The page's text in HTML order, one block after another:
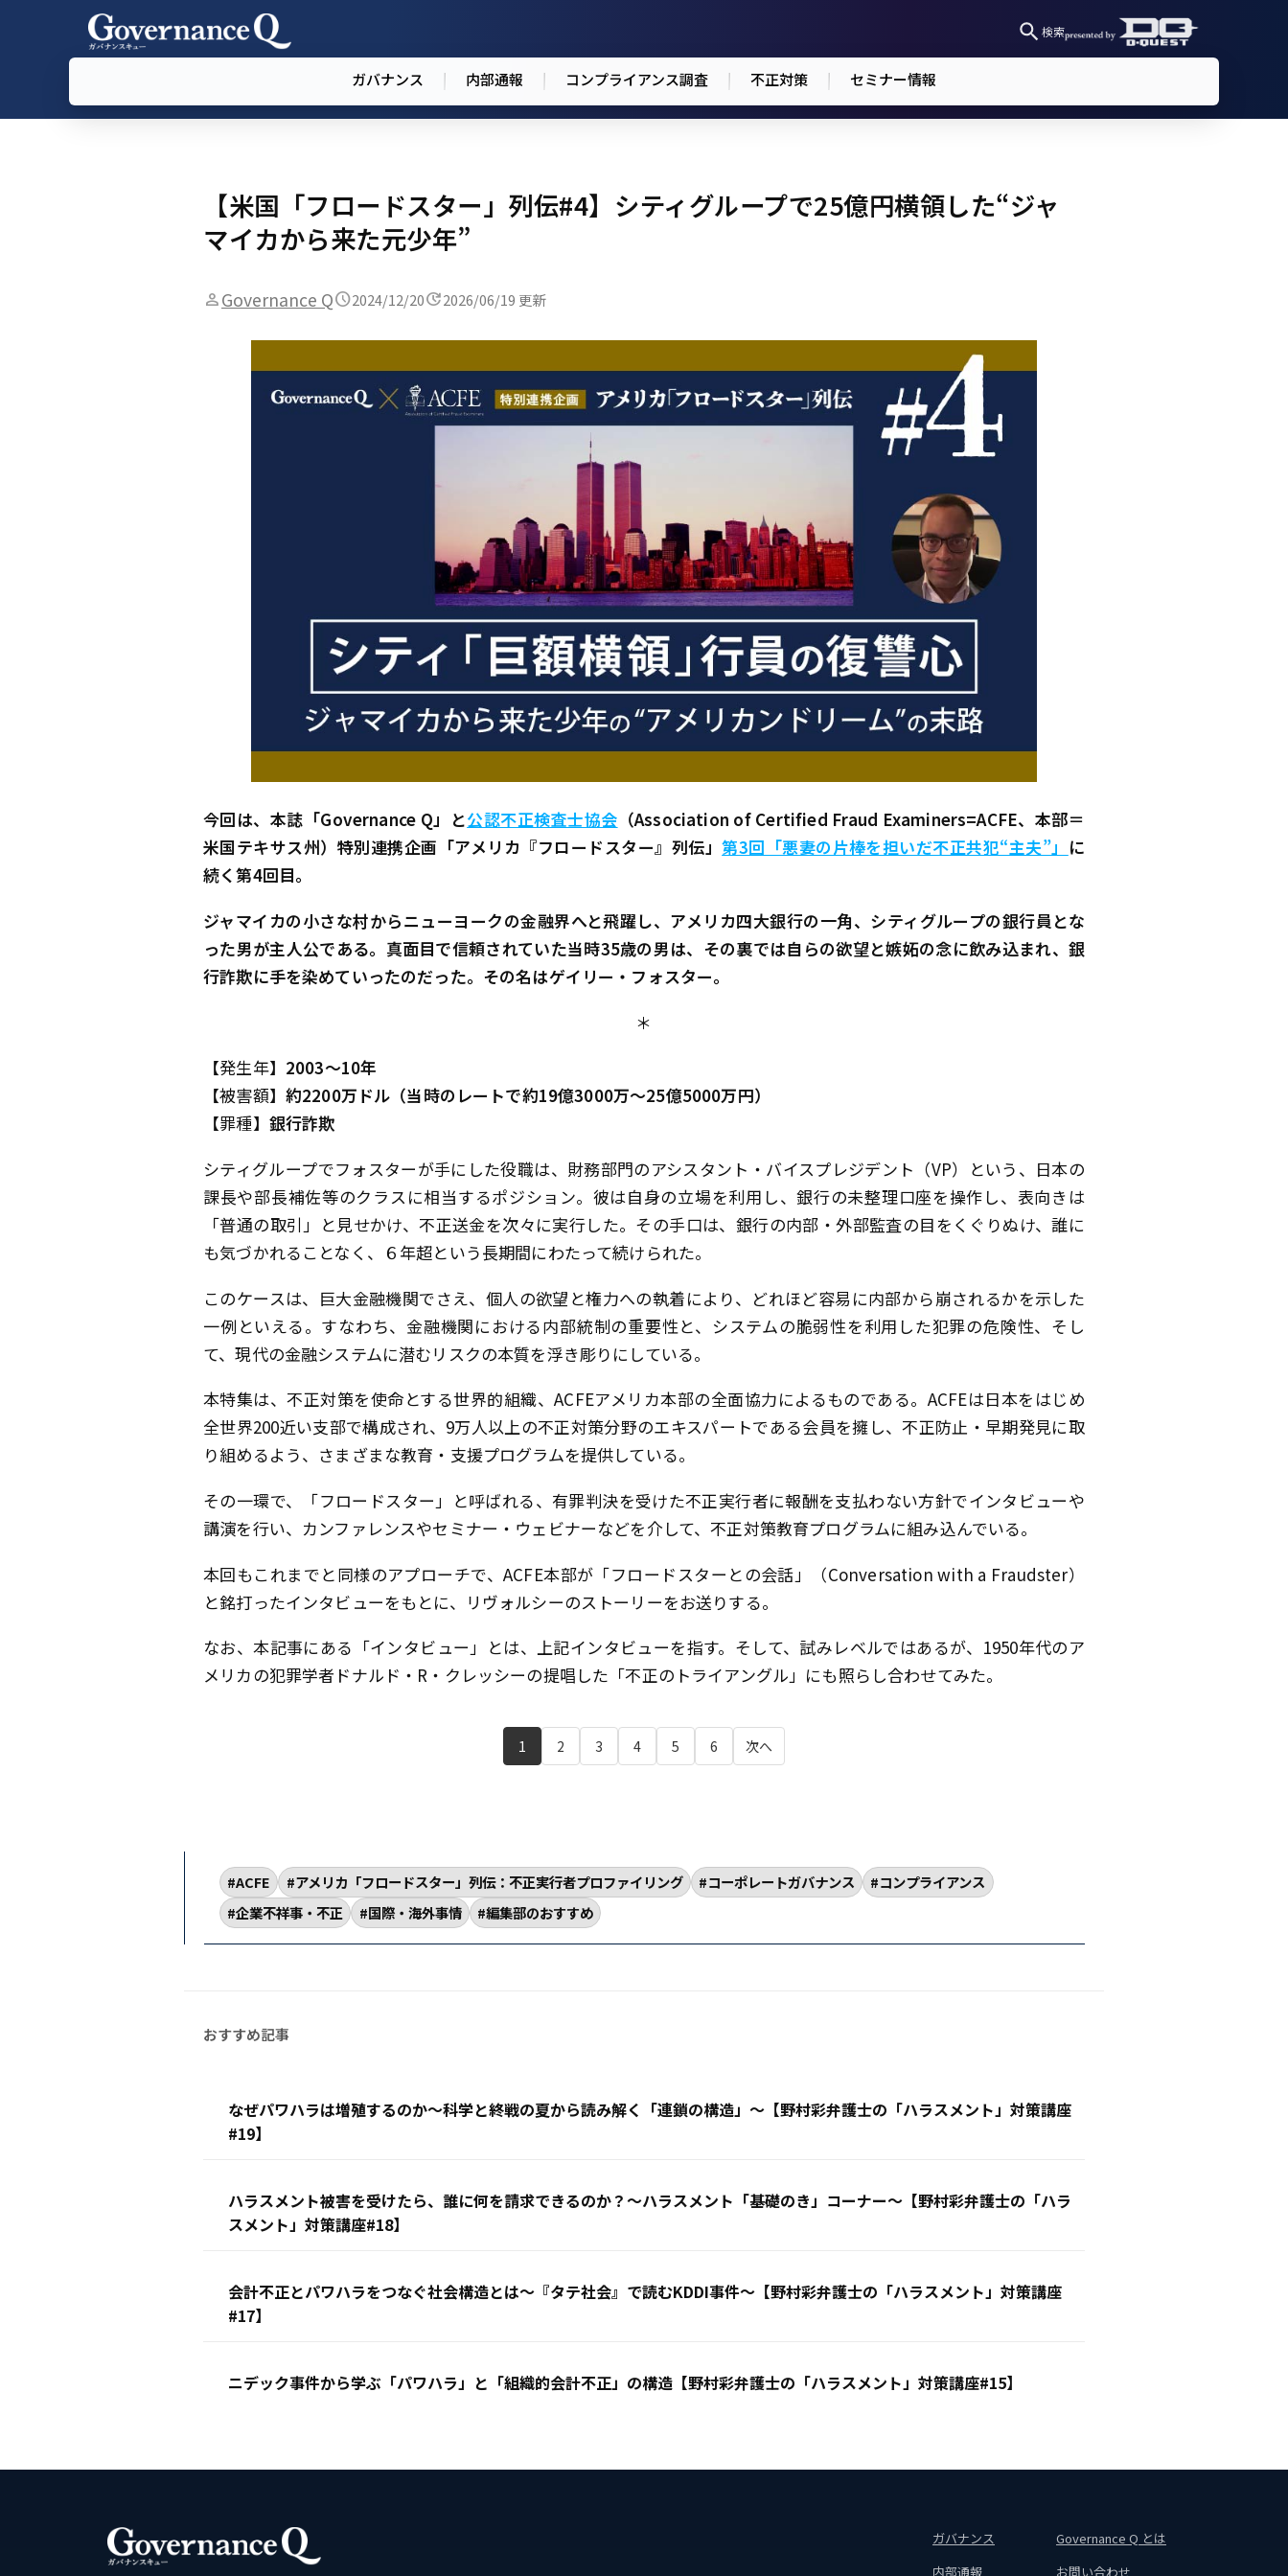
検索
ガバナンス 内部通報 コンプライアンス調査 不正対策 セミナー情報
【米国「フロードスター」列伝#4】シティグループで25億円横領した“ジャ
マイカから来た元少年”
Governance Q 2024/12/20 2026/06/19 更新
今回は、本誌「Governance Q」と公認不正検査士協会 （Association of Certified Fraud Examiners=ACFE、本部＝
米国テキサス州）特別連携企画「アメリカ『フロードスター』列伝」第3回「悪妻の片棒を担いだ不正共犯“主夫”」 に
続く第4回目。
ジャマイカの小さな村からニューヨークの金融界へと飛躍し、アメリカ四大銀行の一角、シティグループの銀行員とな
った男が主人公である。真面目で信頼されていた当時35歳の男は、その裏では自らの欲望と嫉妬の念に飲み込まれ、銀
行詐欺に手を染めていったのだった。その名はゲイリー・フォスター。
＊
【発生年】 2003～10年
【被害額】 約2200万ドル（当時のレートで約19億3000万～25億5000万円）
【罪種】 銀行詐欺
シティグループでフォスターが手にした役職は、財務部門のアシスタント・バイスプレジデント（VP）という、日本の
課長や部長補佐等のクラスに相当するポジション。彼は自身の立場を利用し、銀行の未整理口座を操作し、表向きは
「普通の取引」と見せかけ、不正送金を次々に実行した。その手口は、銀行の内部・外部監査の目をくぐりぬけ、誰に
も気づかれることなく、６年超という長期間にわたって続けられた。
このケースは、巨大金融機関でさえ、個人の欲望と権力への執着により、どれほど容易に内部から崩されるかを示した
一例といえる。すなわち、金融機関における内部統制の重要性と、システムの脆弱性を利用した犯罪の危険性、そし
て、現代の金融システムに潜むリスクの本質を浮き彫りにしている。
本特集は、不正対策を使命とする世界的組織、ACFEアメリカ本部の全面協力によるものである。ACFEは日本をはじめ
全世界200近い支部で構成され、9万人以上の不正対策分野のエキスパートである会員を擁し、不正防止・早期発見に取
り組めるよう、さまざまな教育・支援プログラムを提供している。
その一環で、「フロードスター」と呼ばれる、有罪判決を受けた不正実行者に報酬を支払わない方針でインタビューや
講演を行い、カンファレンスやセミナー・ウェビナーなどを介して、不正対策教育プログラムに組み込んでいる。
本回もこれまでと同様のアプローチで、ACFE本部が「フロードスターとの会話」（Conversation with a Fraudster）
と銘打ったインタビューをもとに、リヴォルシーのストーリーをお送りする。
なお、本記事にある「インタビュー」とは、上記インタビューを指す。そして、試みレベルではあるが、1950年代のア
メリカの犯罪学者ドナルド・R・クレッシーの提唱した「不正のトライアングル」にも照らし合わせてみた。
1 2 3 4 5 6 次へ
ACFE アメリカ「フロードスター」列伝：不正実行者プロファイリング コーポレートガバナンス
コンプライアンス
企業不祥事・不正
国際・海外事情 編集部のおすすめ
なぜパワハラは増殖するのか〜科学と終戦の夏から読み解く「連鎖の構造」〜【野村彩弁護士の「ハラスメント」対策講座
#19】
ハラスメント被害を受けたら、誰に何を請求できるのか？〜ハラスメント「基礎のき」コーナー〜【野村彩弁護士の「ハラ
スメント」対策講座#18】
会計不正とパワハラをつなぐ社会構造とは〜『タテ社会』で読むKDDI事件〜【野村彩弁護士の「ハラスメント」対策講座
#17】
ニデック事件から学ぶ「パワハラ」と「組織的会計不正」の構造【野村彩弁護士の「ハラスメント」対策講座#15】
ガバナンス
内部通報
Governance Q とは
お問い合わせ